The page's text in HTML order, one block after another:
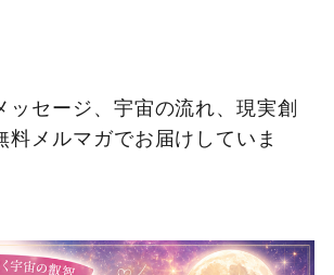
ッセージ、宇宙の流れ、現実創
料メルマガでお届けしていま